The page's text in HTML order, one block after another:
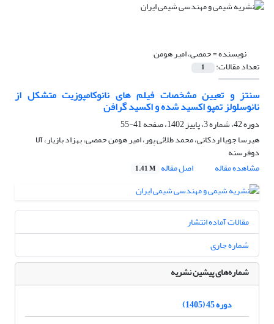
نویسنده =حمصی، امیر هومن
تعداد مقالات: 1
سنتز و تعیین مشخصات فیلم های نانوکامپوزیت متشکل از
نانوسلولز تمپو اکسید شده و اکسید گرافن
دوره 42، شماره 3، پاییز 1402، صفحه
41-55
هیرسا جویا اردکانی، محمد طلائی پور، امیر هومن حمصی، بهزاد بازیار، آلا
دوفرسنه
مشاهده مقاله
اصل مقاله 1.41 M
مقالات آماده انتشار
شماره جاری
شماره‌های پیشین نشریه
دوره 45 (1405)